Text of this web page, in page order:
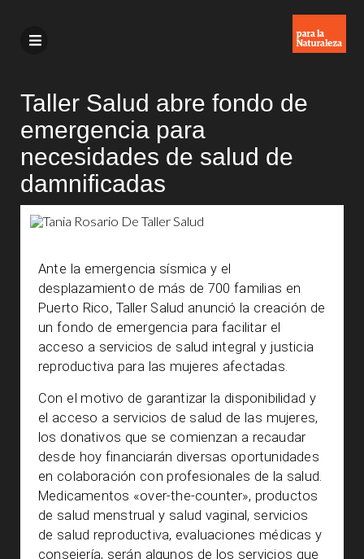
Taller Salud abre fondo de
emergencia para
necesidades de salud de
damnificadas
Ante la emergencia sísmica y el
desplazamiento de más de 700 familias en
Puerto Rico, Taller Salud anunció la creación de
un fondo de emergencia para facilitar el
acceso a servicios de salud integral y justicia
reproductiva para las mujeres afectadas.
Con el motivo de garantizar la disponibilidad y
el acceso a servicios de salud de las mujeres,
los donativos que se comienzan a recaudar
desde hoy financiarán diversas oportunidades
en colaboración con profesionales de la salud.
Medicamentos «over-the-counter», productos
de salud menstrual y salud vaginal, servicios
de salud reproductiva, evaluaciones médicas y
consejería, serán algunos de los servicios que